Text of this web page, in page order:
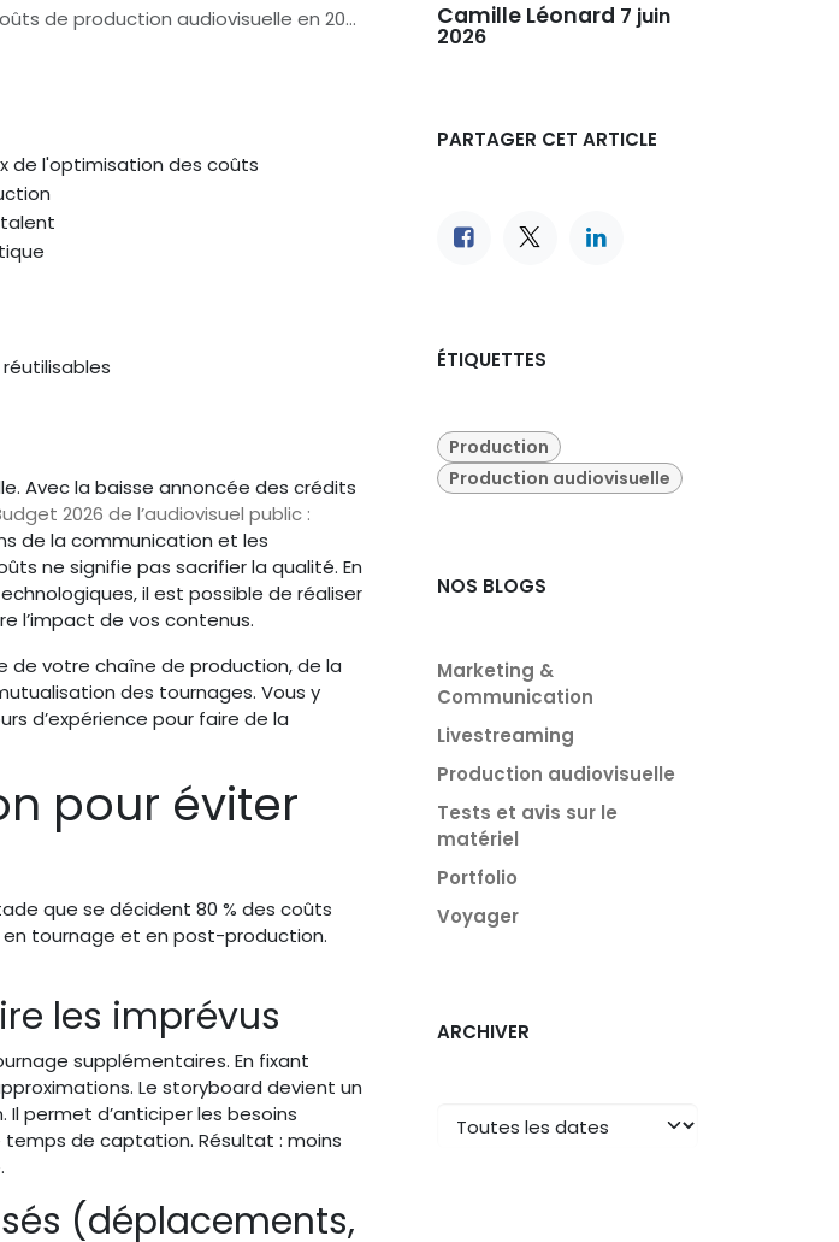
de production audiovisuelle en 2026
de l'optimisation des coûts
Avec la baisse annoncée des crédits
2026 de l’audiovisuel public :
de la communication et les
ne signifie pas sacrifier la qualité. En
il est possible de réaliser
l’impact de vos contenus.
de votre chaîne de production, de la
des tournages. Vous y
d’expérience pour faire de la
pour éviter
que se décident 80 % des coûts
en tournage et en post-production.
les imprévus
supplémentaires. En fixant
Le storyboard devient un
permet d’anticiper les besoins
de captation. Résultat : moins
(déplacements,
Camille Léonard 7 juin
2026
PARTAGER CET ARTICLE
ÉTIQUETTES
Production
Production audiovisuelle
NOS BLOGS
Marketing &
Communication
Livestreaming
Production audiovisuelle
Tests et avis sur le
matériel
Portfolio
Voyager
ARCHIVER